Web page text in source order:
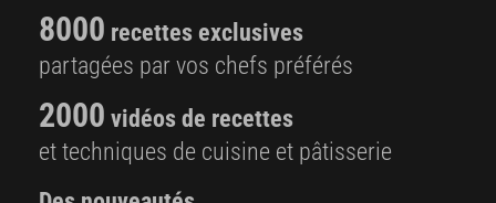
8000 recettes exclusives
partagées par vos chefs préférés
2000 vidéos de recettes
et techniques de cuisine et pâtisserie